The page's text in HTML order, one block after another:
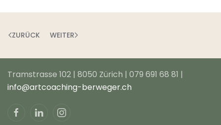
ZURÜCK WEITER
Tramstrasse 102 | 8050 Zürich | 079 691 68 81 |
info@artcoaching-berweger.ch